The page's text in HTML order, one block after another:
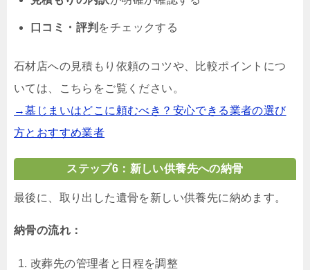
口コミ・評判 をチェックする
石材店への見積もり依頼のコツや、比較ポイントにつ
いては、こちらをご覧ください。
→墓じまいはどこに頼むべき？安心できる業者の選び
方とおすすめ業者
ステップ6：新しい供養先への納骨
最後に、取り出した遺骨を新しい供養先に納めます。
納骨の流れ：
改葬先の管理者と日程を調整